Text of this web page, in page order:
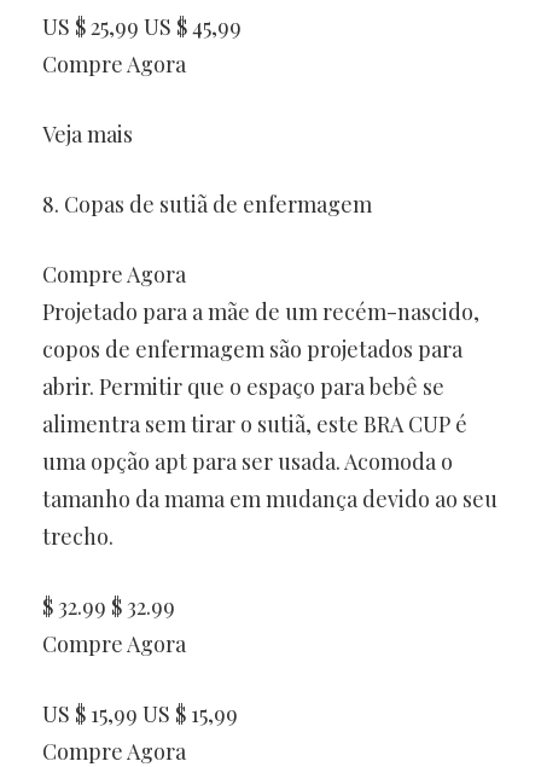
US $ 25,99 US $ 45,99
Compre Agora
Veja mais
8. Copas de sutiã de enfermagem
Compre Agora
Projetado para a mãe de um recém-nascido,
copos de enfermagem são projetados para
abrir. Permitir que o espaço para bebê se
alimentra sem tirar o sutiã, este BRA CUP é
uma opção apt para ser usada. Acomoda o
tamanho da mama em mudança devido ao seu
trecho.
$ 32.99 $ 32.99
Compre Agora
US $ 15,99 US $ 15,99
Compre Agora